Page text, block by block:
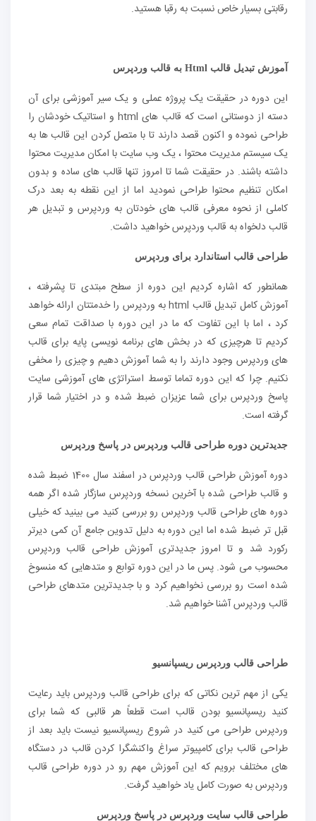
رقابتی بسیار خاص نسبت به رقبا هستید.
آموزش تبدیل قالب به قالب وردپرس
این دوره در حقیقت یک پروژه عملی و یک سیر آموزشی برای آن
دسته از دوستانی است که قالب های html و استاتیک خودشان را
طراحی نموده و اکنون قصد دارند تا با متصل کردن این قالب ها به
یک سیستم مدیریت محتوا ، یک وب سایت با امکان مدیریت محتوا
داشته باشند. در حقیقت شما تا امروز تنها قالب های ساده و بدون
امکان تنظیم محتوا طراحی نمودید اما از این نقطه به بعد درک
کاملی از نحوه معرفی قالب های خودتان به وردپرس و تبدیل هر
قالب دلخواه به قالب وردپرس خواهید داشت.
طراحی قالب استاندارد برای وردپرس
همانطور که اشاره کردیم این دوره از سطح مبتدی تا پشرفته ،
آموزش کامل تبدیل قالب html به وردپرس را خدمتتان ارائه خواهد
کرد ، اما با این تفاوت که ما در این دوره با صداقت تمام سعی
کردیم تا هرچیزی که در بخش های برنامه نویسی پایه برای قالب
های وردپرس وجود دارند را به شما آموزش دهیم و چیزی را مخفی
نکنیم. چرا که این دوره تماما توسط استراتژی های آموزشی سایت
پاسخ وردپرس برای شما عزیزان ضبط شده و در اختیار شما قرار
گرفته است.
جدیدترین دوره طراحی قالب وردپرس در پاسخ وردپرس
دوره آموزش طراحی قالب وردپرس در اسفند سال 1400 ضبط شده
و قالب طراحی شده با آخرین نسخه وردپرس سازگار شده اگر همه
دوره های طراحی قالب وردپرس رو بررسی کنید می بینید که خیلی
قبل تر ضبط شده اما این دوره به دلیل تدوین جامع آن کمی دیرتر
رکورد شد و تا امروز جدیدتری آموزش طراحی قالب وردپرس
محسوب می شود. پس ما در این دوره توابع و متدهایی که منسوخ
شده است رو بررسی نخواهیم کرد و با جدیدترین متدهای طراحی
قالب وردپرس آشنا خواهیم شد.
طراحی قالب وردپرس ریسپانسیو
یکی از مهم ترین نکاتی که برای طراحی قالب وردپرس باید رعایت
کنید ریسپانسیو بودن قالب است قطعاً هر قالبی که شما برای
وردپرس طراحی می کنید در شروع ریسپانسیو نیست باید بعد از
طراحی قالب برای کامپیوتر سراغ واکنشگرا کردن قالب در دستگاه
های مختلف برویم که این آموزش مهم رو در دوره طراحی قالب
وردپرس به صورت کامل یاد خواهید گرفت.
طراحی قالب سایت وردپرس در پاسخ وردپرس